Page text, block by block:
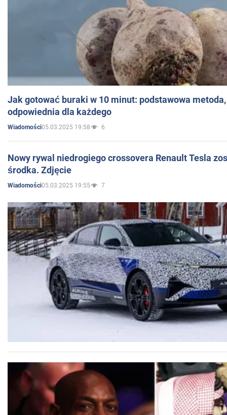
Jak gotować buraki w 10 minut: podstawowa
odpowiednia dla każdego
Wiadomości05.03.2025 19:58 6
Nowy rywal niedrogiego crossovera Renault Tesla
środka. Zdjęcie
Wiadomości05.03.2025 19:55 7